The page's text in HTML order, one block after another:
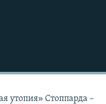
утопия» Стоппарда –